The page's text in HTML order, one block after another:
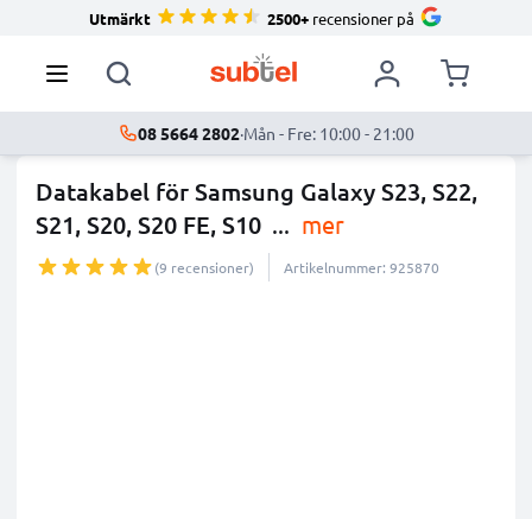
Utmärkt 2500+ recensioner på
08 5664 2802·Mån - Fre: 10:00 - 21:00
Datakabel för Samsung Galaxy S23, S22,
S21, S20, S20 FE, S10 ... mer
(9 recensioner) Artikelnummer: 925870